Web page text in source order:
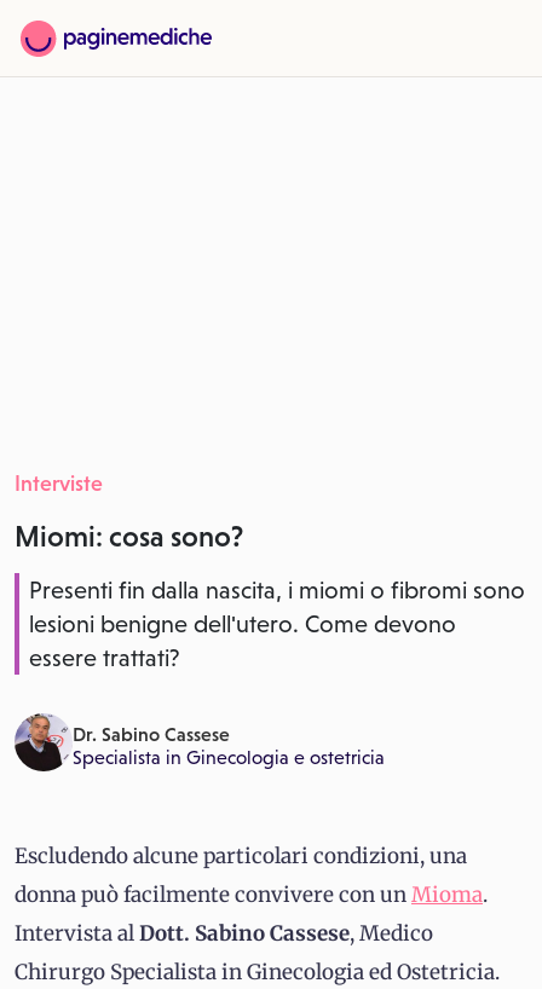
Interviste
Miomi: cosa sono?
Presenti fin dalla nascita, i miomi o fibromi sono
lesioni benigne dell'utero. Come devono
essere trattati?
Dr. Sabino Cassese
Specialista in Ginecologia e ostetricia
Escludendo alcune particolari condizioni, una
donna può facilmente convivere con unMioma.
Intervista alDott. Sabino Cassese, Medico
Chirurgo Specialista in Ginecologia ed Ostetricia.